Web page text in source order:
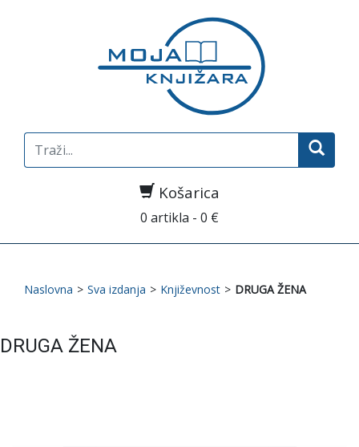
Search
for:
Košarica
0 artikla - 0 €
Naslovna > Sva izdanja > Književnost > DRUGA ŽENA
DRUGA ŽENA